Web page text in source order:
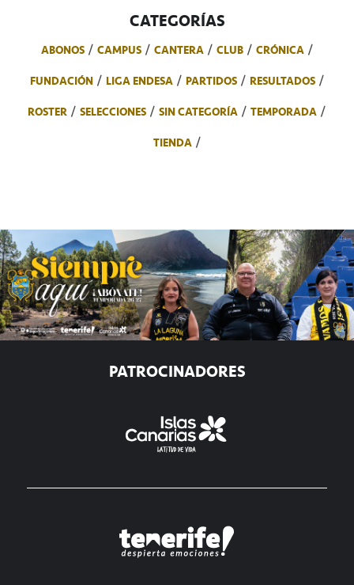
CATEGORÍAS
ABONOS CAMPUS CANTERA CLUB
CRÓNICA
FUNDACIÓN
LIGA ENDESA PARTIDOS
RESULTADOS
ROSTER
SELECCIONES SIN CATEGORÍA
TEMPORADA
TIENDA
PATROCINADORES